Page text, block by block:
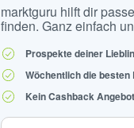
marktguru hilft dir
finden. Ganz einfach
Prospekte deiner
Wöchentlich die besten
Kein Cashback